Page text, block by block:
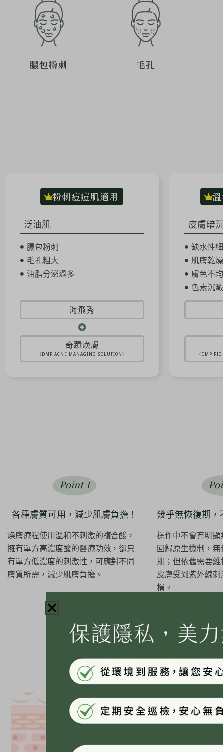
膿包粉刺 毛孔
粉刺痘痘肌適用
泛油肌
膿包粉刺
毛孔粗大
油脂分泌過多
海飛秀
奇蹟煥膚
（DMP ACNE MANAGING SOLUTION）
皮膚暗
缺水性
肌膚乾
膚色不均
色素沉
（DMP
Point 1
各種膚質可用，減少肌膚負擔！
煥膚療程使用溫和不刺激的複合酸，
擁有單方高濃度酸的醫療功效，卻只
有單方低濃度的刺激性，可應對不同
膚質所需，減少肌膚負擔。
幾乎無恢復期
操作中不會有明
回歸原生機制，
期；但依舊需要
皮膚受到紫外線
損。
1